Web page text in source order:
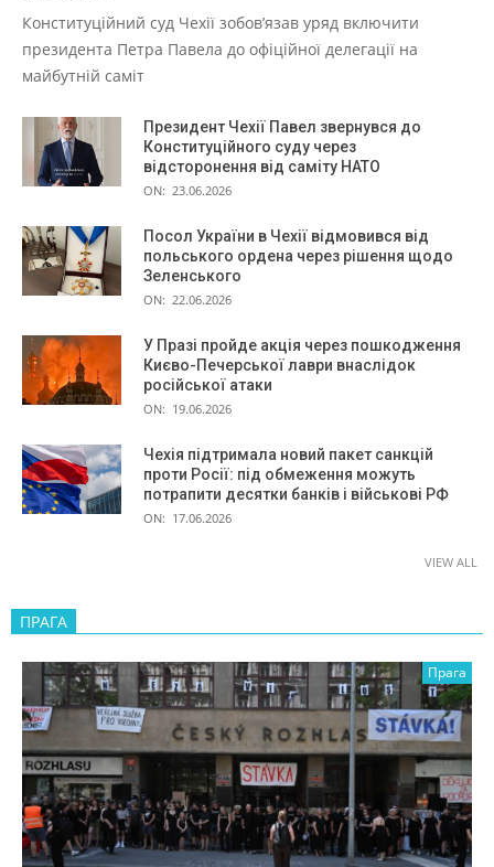
Конституційний суд Чехії зобов’язав уряд включити
президента Петра Павела до офіційної делегації на
майбутній саміт
Президент Чехії Павел звернувся до
Конституційного суду через
відсторонення від саміту НАТО
ON: 23.06.2026
Посол України в Чехії відмовився від
польського ордена через рішення щодо
Зеленського
ON: 22.06.2026
У Празі пройде акція через пошкодження
Києво-Печерської лаври внаслідок
російської атаки
ON: 19.06.2026
Чехія підтримала новий пакет санкцій
проти Росії: під обмеження можуть
потрапити десятки банків і військові РФ
ON: 17.06.2026
VIEW ALL
ПРАГА
Прага